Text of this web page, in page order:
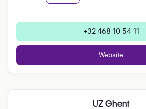
+32 468 10 54 11
Website
UZ Ghent